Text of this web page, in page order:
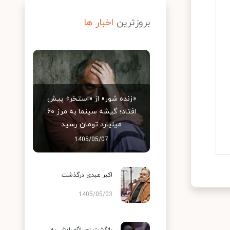
بروزترین اخبار ها
«زنده شور» از «استخر» پیش
افتاد؛ گیشه سینما به مرز ۶۰
میلیارد تومان رسید
1405/05/07
اکبر عبدی درگذشت
1405/05/03